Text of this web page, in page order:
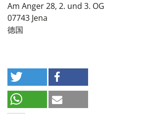
Am Anger 28, 2. und 3. OG
07743 Jena
德国